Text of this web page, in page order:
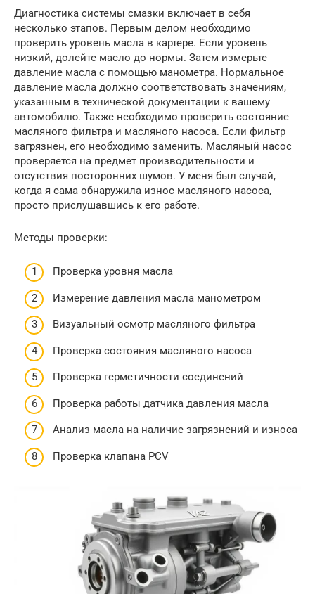
Диагностика системы смазки включает в себя
несколько этапов. Первым делом необходимо
проверить уровень масла в картере. Если уровень
низкий, долейте масло до нормы. Затем измерьте
давление масла с помощью манометра. Нормальное
давление масла должно соответствовать значениям,
указанным в технической документации к вашему
автомобилю. Также необходимо проверить состояние
масляного фильтра и масляного насоса. Если фильтр
загрязнен, его необходимо заменить. Масляный насос
проверяется на предмет производительности и
отсутствия посторонних шумов. У меня был случай,
когда я сама обнаружила износ масляного насоса,
просто прислушавшись к его работе.
Методы проверки:
Проверка уровня масла
Измерение давления масла манометром
Визуальный осмотр масляного фильтра
Проверка состояния масляного насоса
Проверка герметичности соединений
Проверка работы датчика давления масла
Анализ масла на наличие загрязнений и износа
Проверка клапана PCV